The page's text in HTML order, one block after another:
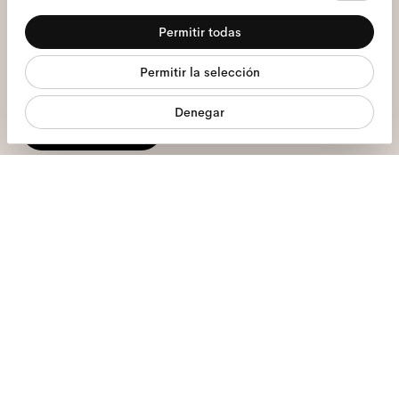
consentimiento
Necesarias
Preferencias
Estadística
Marketing
Permitir todas
Permitir la selección
Denegar
electrónico
Aquí doy mi consentimiento para el tratamiento de mis datos personales
y he leído elpolítica de privacidad*.
Apúntame